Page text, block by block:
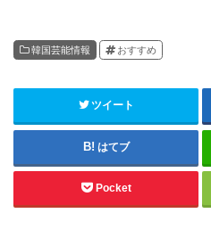
韓国芸能情報 おすすめ
ツイート
はてブ
Pocket